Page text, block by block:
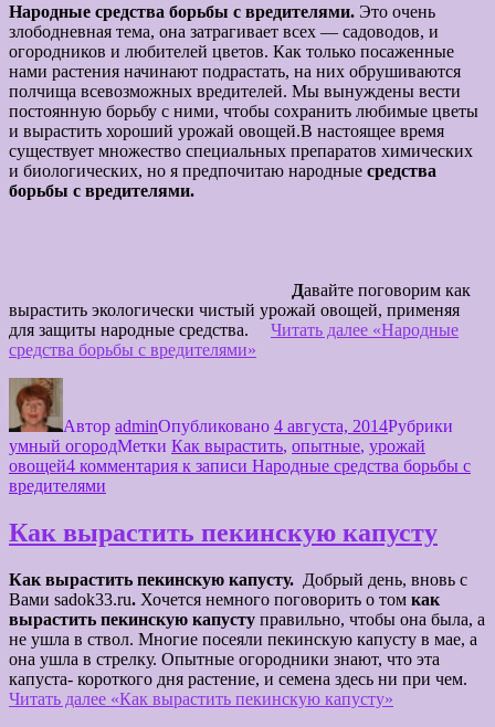
Народные средства борьбы с вредителями. Это очень
злободневная тема, она затрагивает всех — садоводов, и
огородников и любителей цветов. Как только посаженные
нами растения начинают подрастать, на них обрушиваются
полчища всевозможных вредителей. Мы вынуждены вести
постоянную борьбу с ними, чтобы сохранить любимые цветы
и вырастить хороший урожай овощей.В настоящее время
существует множество специальных препаратов химических
и биологических, но я предпочитаю народные средства
борьбы с вредителями.
Давайте поговорим как
вырастить экологически чистый урожай овощей, применяя
для защиты народные средства. Читать далее «Народные
средства борьбы с вредителями»
Автор adminОпубликовано 4 августа, 2014Рубрики
умный огородМетки Как вырастить, опытные, урожай
овощей4 комментария к записи Народные средства борьбы с
вредителями
Как вырастить пекинскую капусту
Как вырастить пекинскую капусту. Добрый день, вновь с
Вами sadok33.ru. Хочется немного поговорить о том как
вырастить пекинскую капусту правильно, чтобы она была, а
не ушла в ствол. Многие посеяли пекинскую капусту в мае, а
она ушла в стрелку. Опытные огородники знают, что эта
капуста- короткого дня растение, и семена здесь ни при чем.
Читать далее «Как вырастить пекинскую капусту»